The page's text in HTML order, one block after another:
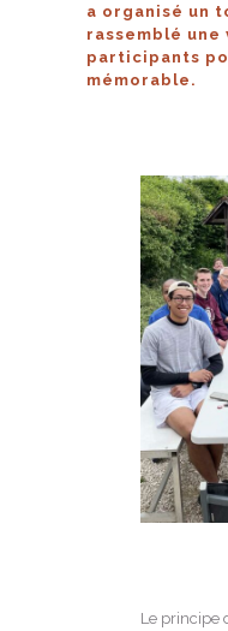
a organisé un
rassemblé une
participants
mémorable.
Le principe